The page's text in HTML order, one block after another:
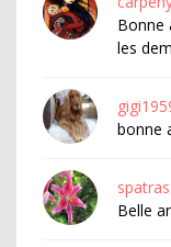
Bonne
les
bonne
spatras
Belle